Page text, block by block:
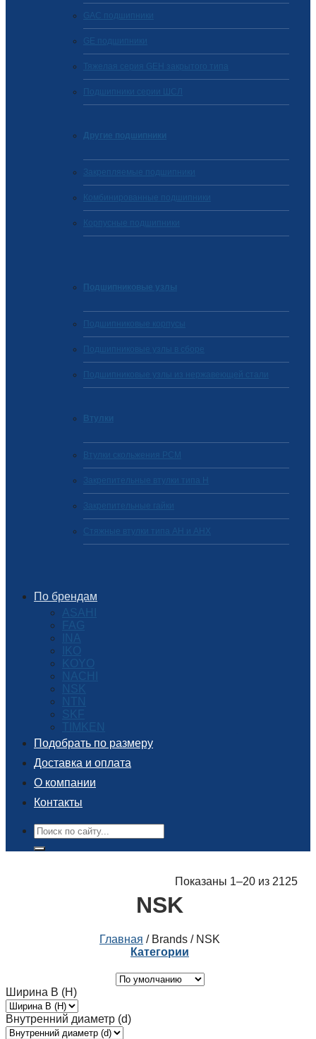
GAC подшипники
GE подшипники
Тяжелая серия GEH закрытого типа
Подшипники серии ШСЛ
Другие подшипники
Закрепляемые подшипники
Комбинированные подшипники
Корпусные подшипники
Подшипниковые узлы
Подшипниковые корпусы
Подшипниковые узлы в сборе
Подшипниковые узлы из нержавеющей стали
Втулки
Втулки скольжения PCM
Закрепительные втулки типа H
Закрепительные гайки
Стяжные втулки типа AH и AHX
По брендам
ASAHI
FAG
INA
IKO
KOYO
NACHI
NSK
NTN
SKF
TIMKEN
Подобрать по размеру
Доставка и оплата
О компании
Контакты
Поиск:
NSK
Главная /Brands /NSK
Категории
Показаны 1–20 из 2125
Ширина B (H)
Внутренний диаметр (d)